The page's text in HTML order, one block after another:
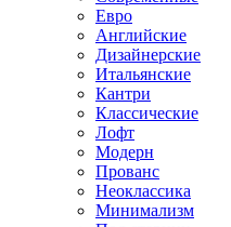
Евро
Английские
Дизайнерские
Итальянские
Кантри
Классические
Лофт
Модерн
Прованс
Неоклассика
Минимализм